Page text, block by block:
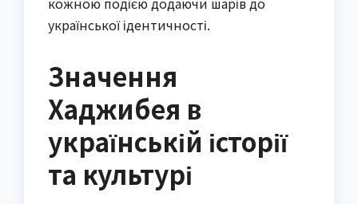
української ідентичності.
Значення
Хаджибея в
українській історії
та культурі